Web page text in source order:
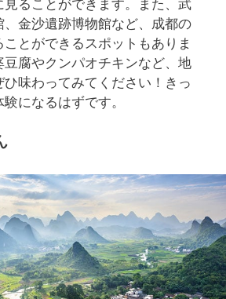
金沙遺跡博物館など、成都の
とができるスポットもありま
腐やクンパオチキンなど、地
味わってみてください！きっ
になるはずです。